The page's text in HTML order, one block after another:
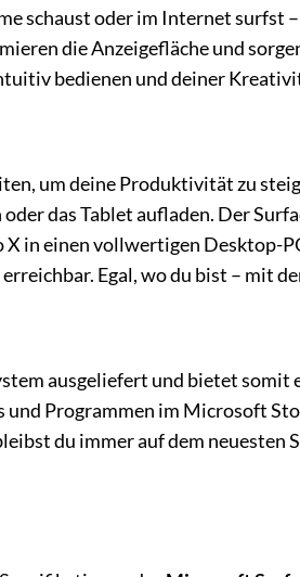
schaust oder im Internet surfst
die Anzeigefläche und
bedienen und deiner
um deine Produktivität zu
das Tablet aufladen. Der
in einen vollwertigen Desktop-
Egal, wo du bist – mit
ausgeliefert und bietet
Programmen im Microsoft
du immer auf dem neuesten